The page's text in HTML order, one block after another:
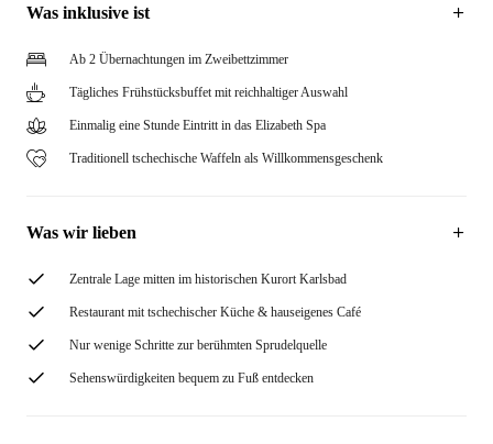
Was inklusive ist
Ab 2 Übernachtungen im Zweibettzimmer
Tägliches Frühstücksbuffet mit reichhaltiger Auswahl
Einmalig eine Stunde Eintritt in das Elizabeth Spa
Traditionell tschechische Waffeln als Willkommensgeschenk
Was wir lieben
Zentrale Lage mitten im historischen Kurort Karlsbad
Restaurant mit tschechischer Küche & hauseigenes Café
Nur wenige Schritte zur berühmten Sprudelquelle
Sehenswürdigkeiten bequem zu Fuß entdecken